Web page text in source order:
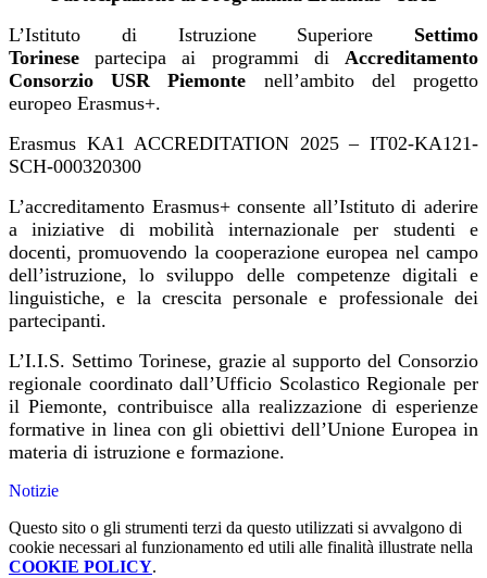
L’Istituto di Istruzione Superiore Settimo
Torinese partecipa ai programmi di Accreditamento
Consorzio USR Piemonte nell’ambito del progetto
europeo Erasmus+.
Erasmus KA1 ACCREDITATION 2025 – IT02-KA121-
SCH-000320300
L’accreditamento Erasmus+ consente all’Istituto di aderire
a iniziative di mobilità internazionale per studenti e
docenti, promuovendo la cooperazione europea nel campo
dell’istruzione, lo sviluppo delle competenze digitali e
linguistiche, e la crescita personale e professionale dei
partecipanti.
L’I.I.S. Settimo Torinese, grazie al supporto del Consorzio
regionale coordinato dall’Ufficio Scolastico Regionale per
il Piemonte, contribuisce alla realizzazione di esperienze
formative in linea con gli obiettivi dell’Unione Europea in
materia di istruzione e formazione.
Notizie
Questo sito o gli strumenti terzi da questo utilizzati si avvalgono di
cookie necessari al funzionamento ed utili alle finalità illustrate nella
COOKIE POLICY.